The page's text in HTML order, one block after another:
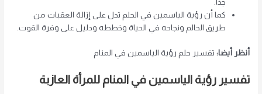
جدًا.
كما أن رؤية الياسمين في الحلم تدل على إزالة العقبات من
طريق الحالم ونجاحه في الحياة وخططه ودليل على وفرة القوت.
أنظر أيضا: تفسير حلم رؤية الياسمين في المنام
تفسير رؤية الياسمين في المنام للمرأة العازبة